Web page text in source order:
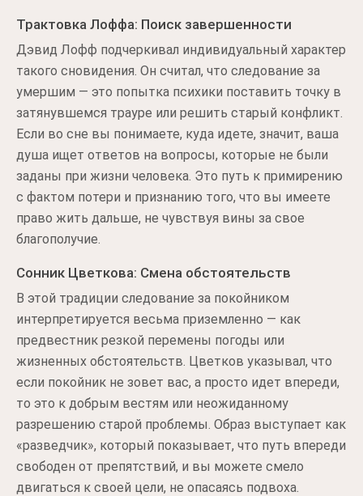
Трактовка Лоффа: Поиск завершенности
Дэвид Лофф подчеркивал индивидуальный характер
такого сновидения. Он считал, что следование за
умершим — это попытка психики поставить точку в
затянувшемся трауре или решить старый конфликт.
Если во сне вы понимаете, куда идете, значит, ваша
душа ищет ответов на вопросы, которые не были
заданы при жизни человека. Это путь к примирению
с фактом потери и признанию того, что вы имеете
право жить дальше, не чувствуя вины за свое
благополучие.
Сонник Цветкова: Смена обстоятельств
В этой традиции следование за покойником
интерпретируется весьма приземленно — как
предвестник резкой перемены погоды или
жизненных обстоятельств. Цветков указывал, что
если покойник не зовет вас, а просто идет впереди,
то это к добрым вестям или неожиданному
разрешению старой проблемы. Образ выступает как
«разведчик», который показывает, что путь впереди
свободен от препятствий, и вы можете смело
двигаться к своей цели, не опасаясь подвоха.